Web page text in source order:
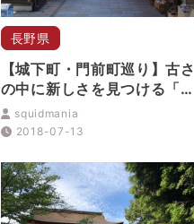
長野県
【城下町・門前町巡り】古さ
の中に新しさを見つける「松
本」ぶらり散歩
squidmania
2018-07-13